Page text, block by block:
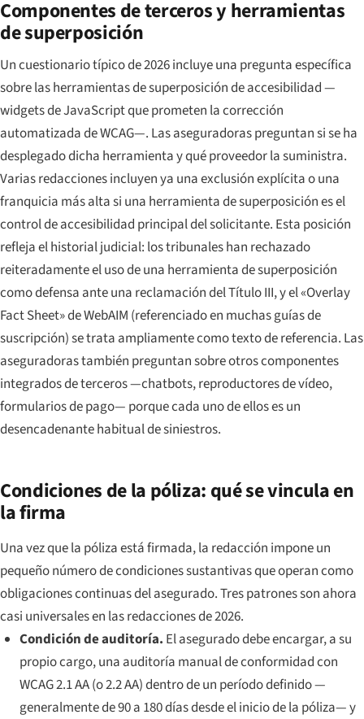
Componentes de terceros y herramientas
de superposición
Un cuestionario típico de 2026 incluye una pregunta específica
sobre las herramientas de superposición de accesibilidad —
widgets de JavaScript que prometen la corrección
automatizada de WCAG—. Las aseguradoras preguntan si se ha
desplegado dicha herramienta y qué proveedor la suministra.
Varias redacciones incluyen ya una exclusión explícita o una
franquicia más alta si una herramienta de superposición es el
control de accesibilidad principal del solicitante. Esta posición
refleja el historial judicial: los tribunales han rechazado
reiteradamente el uso de una herramienta de superposición
como defensa ante una reclamación del Título III, y el «Overlay
Fact Sheet» de WebAIM (referenciado en muchas guías de
suscripción) se trata ampliamente como texto de referencia. Las
aseguradoras también preguntan sobre otros componentes
integrados de terceros —chatbots, reproductores de vídeo,
formularios de pago— porque cada uno de ellos es un
desencadenante habitual de siniestros.
Condiciones de la póliza: qué se vincula en
la firma
Una vez que la póliza está firmada, la redacción impone un
pequeño número de condiciones sustantivas que operan como
obligaciones continuas del asegurado. Tres patrones son ahora
casi universales en las redacciones de 2026.
Condición de auditoría. El asegurado debe encargar, a su
propio cargo, una auditoría manual de conformidad con
WCAG 2.1 AA (o 2.2 AA) dentro de un período definido —
generalmente de 90 a 180 días desde el inicio de la póliza— y